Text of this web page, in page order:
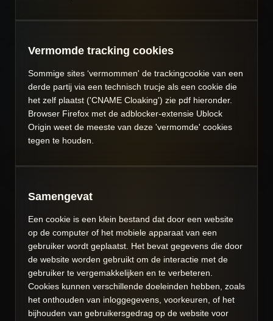
Vermomde tracking cookies
Sommige sites ‘vermommen' de trackingcookie van een
derde partij via een technisch trucje als een cookie die
het zelf plaatst ('CNAME Cloaking') zie pdf hieronder.
Browser Firefox met de adblocker-extensie Ublock
Origin weet de meeste van deze 'vermomde' cookies
tegen te houden.
Samengevat
Een cookie is een klein bestand dat door een website
op de computer of het mobiele apparaat van een
gebruiker wordt geplaatst. Het bevat gegevens die door
de website worden gebruikt om de interactie met de
gebruiker te vergemakkelijken en te verbeteren.
Cookies kunnen verschillende doeleinden hebben, zoals
het onthouden van inloggegevens, voorkeuren, of het
bijhouden van gebruikersgedrag op de website voor